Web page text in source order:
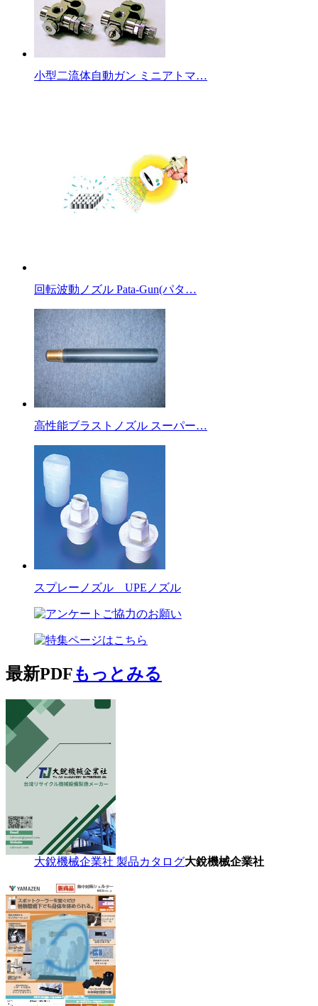
小型二流体自動ガン ミニアトマ…
回転波動ノズル Pata-Gun(パタ…
高性能ブラストノズル スーパー…
スプレーノズル UPEノズル
最新PDFもっとみる
大銳機械企業社 製品カタログ大銳機械企業社